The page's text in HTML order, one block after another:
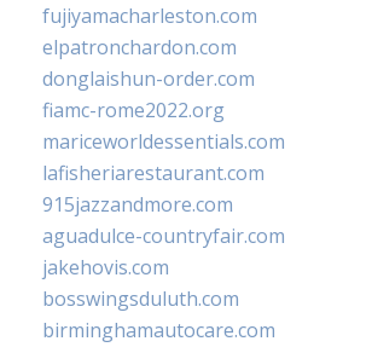
fujiyamacharleston.com
elpatronchardon.com
donglaishun-order.com
fiamc-rome2022.org
mariceworldessentials.com
lafisheriarestaurant.com
915jazzandmore.com
aguadulce-countryfair.com
jakehovis.com
bosswingsduluth.com
birminghamautocare.com